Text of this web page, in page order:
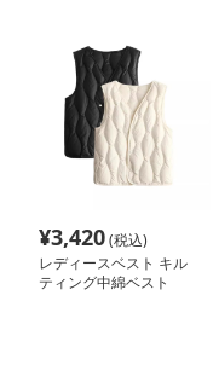
¥3,420(税込)
レディースベスト キル
ティング中綿ベスト